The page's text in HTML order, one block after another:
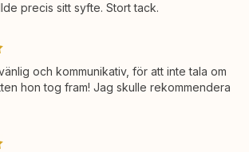
precis sitt syfte. Stort tack.
och kommunikativ, för att inte tala om
hon tog fram! Jag skulle rekommendera